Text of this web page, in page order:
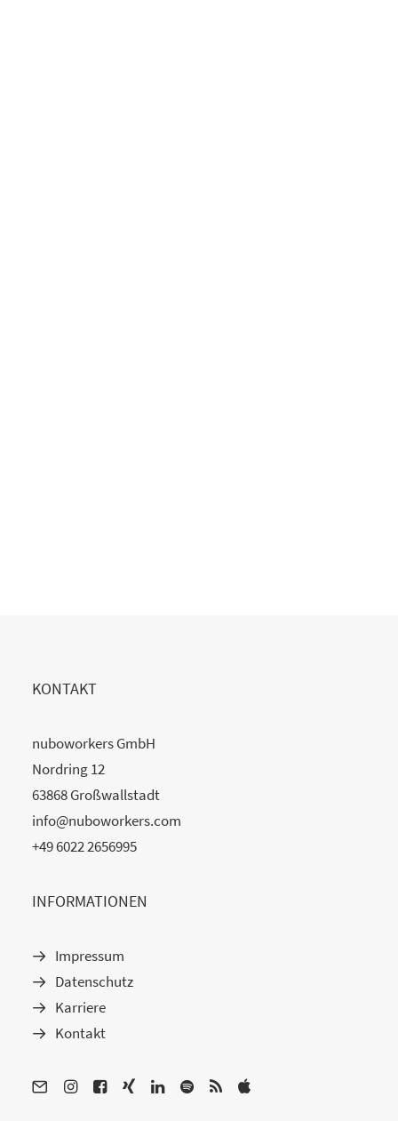
KONTAKT
nuboworkers GmbH
Nordring 12
63868 Großwallstadt
info@nuboworkers.com
+49 6022 2656995
INFORMATIONEN
Impressum
Datenschutz
Karriere
Kontakt